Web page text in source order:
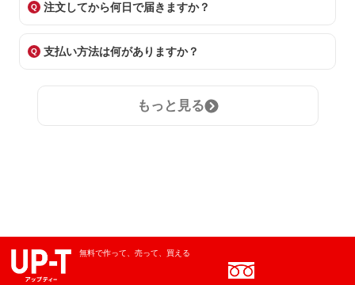
注文してから何日で届きますか？
支払い方法は何がありますか？
もっと見る
無料で作って、売って、買える